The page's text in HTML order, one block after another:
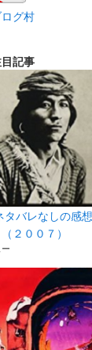
グ村
記事
タバレなしの感
２００７）